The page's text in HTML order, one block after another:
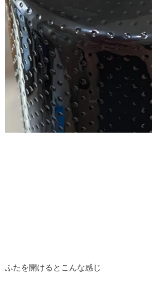
ふたを開けるとこんな感じ